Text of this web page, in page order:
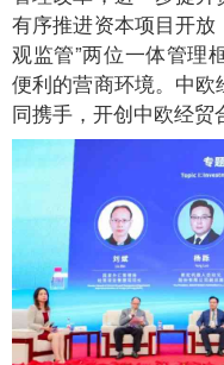
有序推进资本项目开
观监管”两位一体管理
便利的营商环境。中
同携手，开创中欧经贸